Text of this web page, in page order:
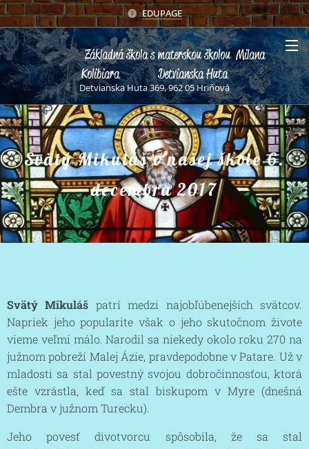
EDUPAGE
Základná škola s materskou školou Milana
Kolibiara Detvianska Huta
Detvianska Huta 369, 962 05 Hriňová
Svätý Mikuláš v našej škole 6.
decembra 2017
Svätý Mikuláš patrí medzi najobľúbenejších svätcov.
Napriek jeho popularite však o jeho skutočnom živote
vieme veľmi málo. Narodil sa niekedy okolo roku 270 na
južnom pobreží Malej Ázie, pravdepodobne v Patare. Už v
mladosti sa stal povestný svojou dobročinnosťou, ktorá
ešte vzrástla, keď sa stal biskupom v Myre (dnešná
Dembra v južnom Turecku).
Jeho povesť divotvorcu spôsobila, že sa stal